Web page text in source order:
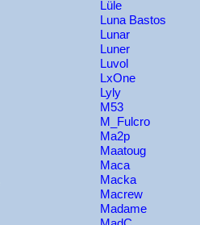
Lüle
Luna Bastos
Lunar
Luner
Luvol
LxOne
Lyly
M53
M_Fulcro
Ma2p
Maatoug
Maca
Macka
Macrew
Madame